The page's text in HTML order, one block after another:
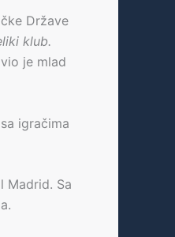
Države
klub.
je mlad
igračima
Madrid. Sa